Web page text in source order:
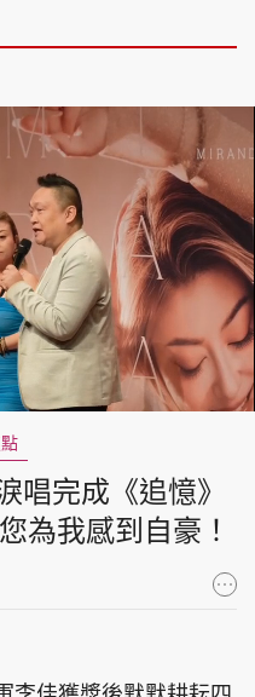
唱完成《追憶》
為我感到自豪！